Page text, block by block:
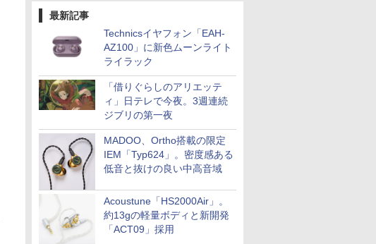
最新記事
Technicsイヤフォン「EAH-
AZ100」に新色ムーンライト
ライラック
「借りぐらしのアリエッテ
ィ」日テレで今夜。3週連続
ジブリの第一夜
MADOO、Ortho搭載の限定
IEM「Typ624」。密度感ある
低音と抜けの良い中高音域
Acoustune「HS2000Air」。
約13gの軽量ボディと新開発
「ACT09」採用